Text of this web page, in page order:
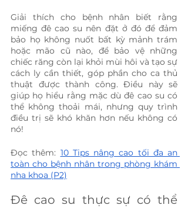
Giải thích cho bệnh nhân biết rằng
miếng đê cao su nên đặt ở đó để đảm
bảo họ không nuốt bất kỳ mảnh trám
hoặc mão cũ nào, để bảo vệ những
chiếc răng còn lại khỏi mùi hôi và tạo sự
cách ly cần thiết, góp phần cho ca thủ
thuật được thành công. Điều này sẽ
giúp họ hiểu rằng mặc dù đê cao su có
thể không thoải mái, nhưng quy trình
điều trị sẽ khó khăn hơn nếu không có
nó!
Đọc thêm: 10 Tips nâng cao tối đa an
toàn cho bệnh nhân trong phòng khám
nha khoa (P2)
Đê cao su thực sự có thể